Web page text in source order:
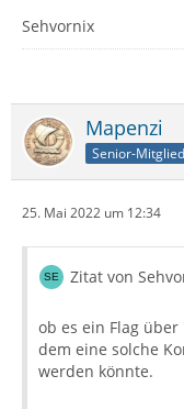
Sehvornix
Mapenzi
Senior-Mitglied
25. Mai 2022 um 12:34
Zitat von
ob es ein Flag
dem eine solche
werden könnte.